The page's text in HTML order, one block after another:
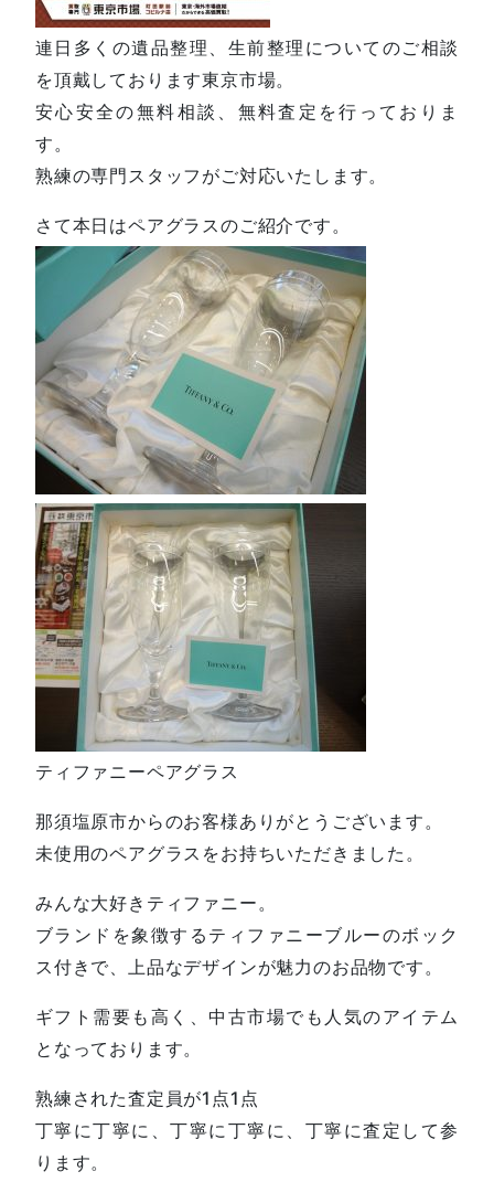
連日多くの遺品整理、生前整理についてのご相談
を頂戴しております東京市場。
安心安全の無料相談、無料査定を行っておりま
す。
熟練の専門スタッフがご対応いたします。
さて本日はペアグラスのご紹介です。
ティファニーペアグラス
那須塩原市からのお客様ありがとうございます。
未使用のペアグラスをお持ちいただきました。
みんな大好きティファニー。
ブランドを象徴するティファニーブルーのボック
ス付きで、上品なデザインが魅力のお品物です。
ギフト需要も高く、中古市場でも人気のアイテム
となっております。
熟練された査定員が1点1点
丁寧に丁寧に、丁寧に丁寧に、丁寧に査定して参
ります。